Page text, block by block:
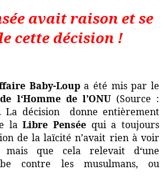
avait raison et se
cette décision !
Baby-Loupa été mis par le
l‘Homme de l’ONU (Source :
La décision
donne entièrement
laLibre Pensée qui a toujours
de la laïcité n’avait rien à voir
que cela relevait d‘une
contre les musulmans, ou